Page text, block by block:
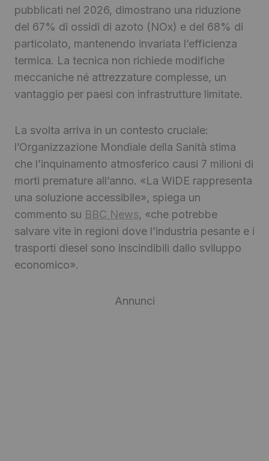
pubblicati nel 2026, dimostrano una riduzione
del 67% di ossidi di azoto (NOx) e del 68% di
particolato, mantenendo invariata l’efficienza
termica. La tecnica non richiede modifiche
meccaniche né attrezzature complesse, un
vantaggio per paesi con infrastrutture limitate.
La svolta arriva in un contesto cruciale:
l’Organizzazione Mondiale della Sanità stima
che l’inquinamento atmosferico causi 7 milioni di
morti premature all’anno. «La WiDE rappresenta
una soluzione accessibile», spiega un
commento su BBC News, «che potrebbe
salvare vite in regioni dove l’industria pesante e i
trasporti diesel sono inscindibili dallo sviluppo
economico».
Annunci